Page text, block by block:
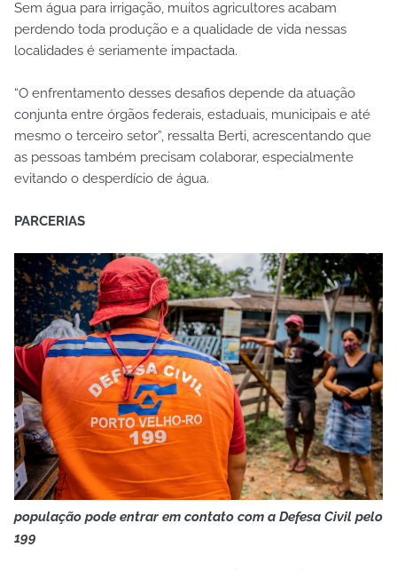
Sem água para irrigação, muitos agricultores acabam
perdendo toda produção e a qualidade de vida nessas
localidades é seriamente impactada.
“O enfrentamento desses desafios depende da atuação
conjunta entre órgãos federais, estaduais, municipais e até
mesmo o terceiro setor”, ressalta Berti, acrescentando que
as pessoas também precisam colaborar, especialmente
evitando o desperdício de água.
PARCERIAS
população pode entrar em contato com a Defesa Civil pelo
199